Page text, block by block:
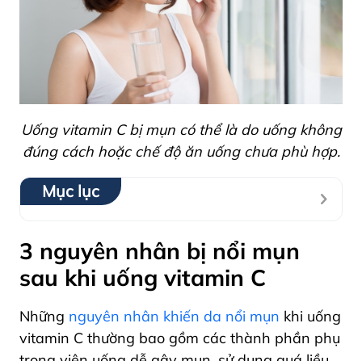
Uống vitamin C bị mụn có thể là do uống không
đúng cách hoặc chế độ ăn uống chưa phù hợp.
Mục lục
3 nguyên nhân bị nổi mụn
sau khi uống vitamin C
Những nguyên nhân khiến da nổi mụn khi uống
vitamin C thường bao gồm các thành phần phụ